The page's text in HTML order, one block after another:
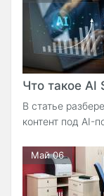
Что такое AI
В статье
контент под AI-
Май 06